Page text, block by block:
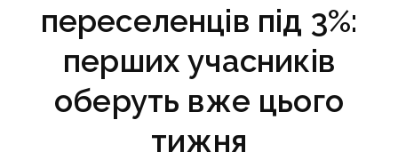
переселенців під 3%:
перших учасників
оберуть вже цього
тижня